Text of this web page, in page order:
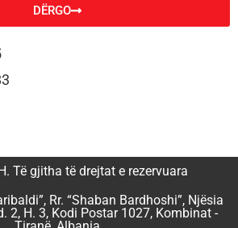
DËRGO
Të gjitha të drejtat e rezervuara
Rr. “Shaban Bardhoshi”, Njësia
2, H. 3, Kodi Postar 1027, Kombinat -